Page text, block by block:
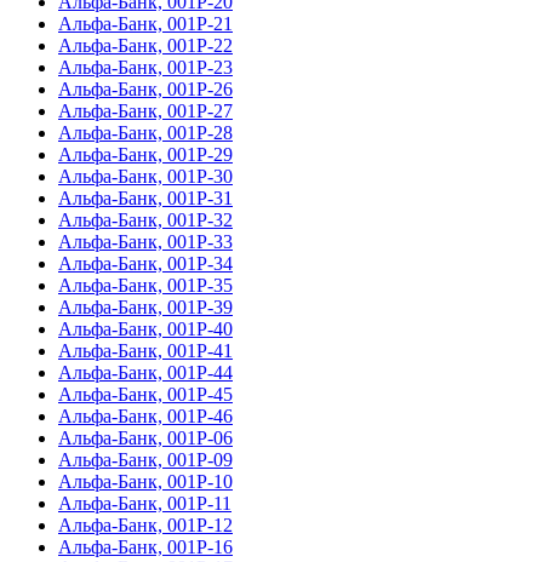
Альфа-Банк, 001P-21
Альфа-Банк, 001P-22
Альфа-Банк, 001P-23
Альфа-Банк, 001P-26
Альфа-Банк, 001P-27
Альфа-Банк, 001P-28
Альфа-Банк, 001P-29
Альфа-Банк, 001P-30
Альфа-Банк, 001P-31
Альфа-Банк, 001P-32
Альфа-Банк, 001P-33
Альфа-Банк, 001P-34
Альфа-Банк, 001P-35
Альфа-Банк, 001P-39
Альфа-Банк, 001P-40
Альфа-Банк, 001P-41
Альфа-Банк, 001P-44
Альфа-Банк, 001P-45
Альфа-Банк, 001P-46
Альфа-Банк, 001Р-06
Альфа-Банк, 001Р-09
Альфа-Банк, 001Р-10
Альфа-Банк, 001Р-11
Альфа-Банк, 001Р-12
Альфа-Банк, 001Р-16